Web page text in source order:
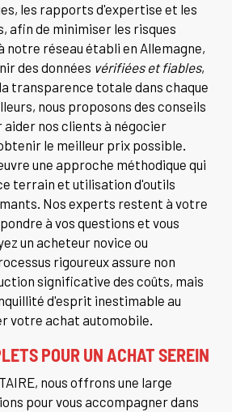
les rapports d'expertise et les
afin de minimiser les risques
notre réseau établi en Allemagne,
des données vérifiées et fiables,
transparence totale dans chaque
nous proposons des conseils
aider nos clients à négocier
le meilleur prix possible.
une approche méthodique qui
terrain et utilisation d'outils
Nos experts restent à votre
à vos questions et vous
un acheteur novice ou
rigoureux assure non
significative des coûts, mais
d'esprit inestimable au
votre achat automobile.
POUR UN ACHAT SEREIN
nous offrons une large
pour vous accompagner dans